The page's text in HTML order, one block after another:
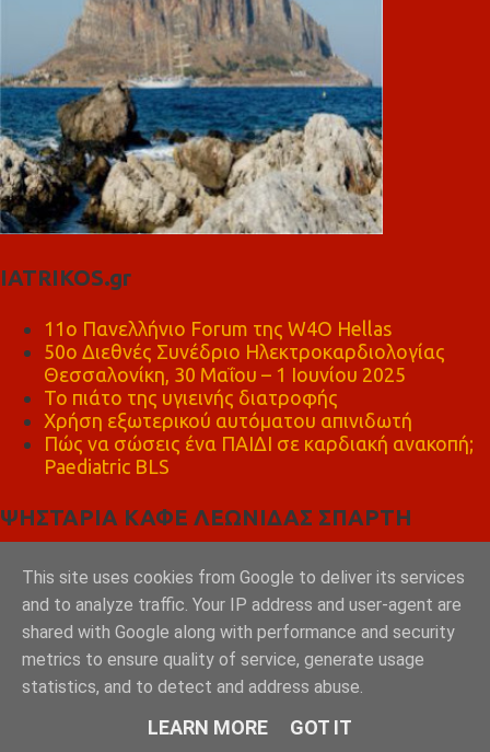
IATRIKOS.gr
11ο Πανελλήνιο Forum της W4O Hellas
50ο Διεθνές Συνέδριο Ηλεκτροκαρδιολογίας
Θεσσαλονίκη, 30 Μαΐου – 1 Ιουνίου 2025
Το πιάτο της υγιεινής διατροφής
Χρήση εξωτερικού αυτόματου απινιδωτή
Πώς να σώσεις ένα ΠΑΙΔΙ σε καρδιακή ανακοπή;
Paediatric BLS
ΨΗΣΤΑΡΙΑ ΚΑΦΕ ΛΕΩΝΙΔΑΣ ΣΠΑΡΤΗ
This site uses cookies from Google to deliver its services
and to analyze traffic. Your IP address and user-agent are
shared with Google along with performance and security
metrics to ensure quality of service, generate usage
statistics, and to detect and address abuse.
LEARN MORE GOT IT